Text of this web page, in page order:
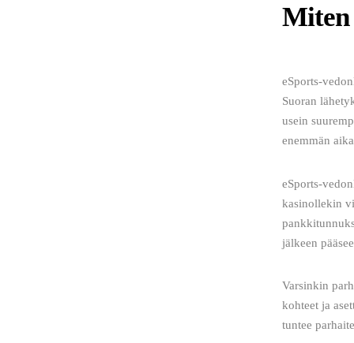
Miten
eSports-
Suoran
usein
enemmän
eSports-
kasinollekin
jälkeen
Varsinkin
kohteet ja
tuntee